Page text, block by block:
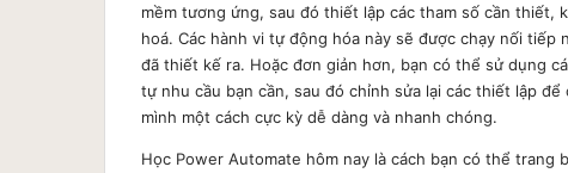
mềm tương ứng, sau đó thiết lập các tham số cần thiết,
hoá. Các hành vi tự động hóa này sẽ được chạy nối tiếp
đã thiết kế ra. Hoặc đơn giản hơn, bạn có thể sử dụng
tự nhu cầu bạn cần, sau đó chỉnh sửa lại các thiết lập
mình một cách cực kỳ dễ dàng và nhanh chóng.
Học Power Automate hôm nay là cách bạn có thể trang